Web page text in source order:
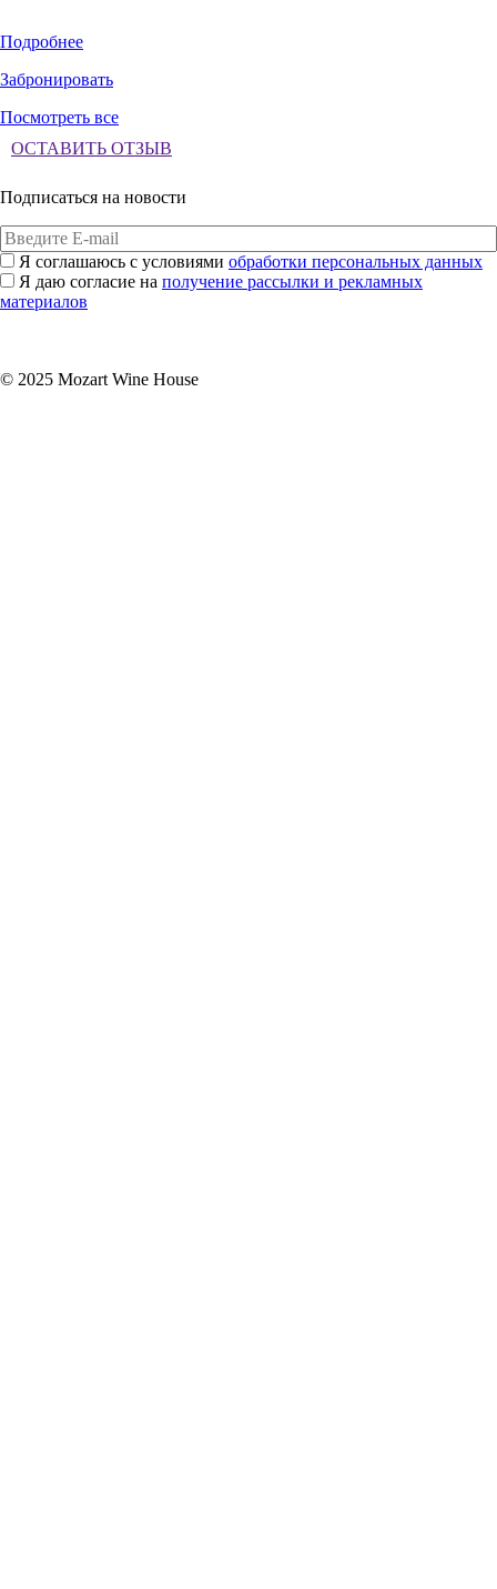
Подробнее
Забронировать
Посмотреть все
ОСТАВИТЬ ОТЗЫВ
Подписаться на новости
Я соглашаюсь с условиями обработки персональных данных
Я даю согласие на получение рассылки и рекламных
материалов
© 2025 Mozart Wine House